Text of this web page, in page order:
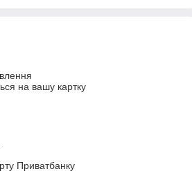
на вашу картку
Приватбанку